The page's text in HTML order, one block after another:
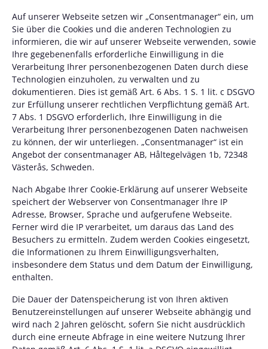
Auf unserer Webseite setzen wir „Consentmanager“ ein, um
Sie über die Cookies und die anderen Technologien zu
informieren, die wir auf unserer Webseite verwenden, sowie
Ihre gegebenenfalls erforderliche Einwilligung in die
Verarbeitung Ihrer personenbezogenen Daten durch diese
Technologien einzuholen, zu verwalten und zu
dokumentieren. Dies ist gemäß Art. 6 Abs. 1 S. 1 lit. c DSGVO
zur Erfüllung unserer rechtlichen Verpflichtung gemäß Art.
7 Abs. 1 DSGVO erforderlich, Ihre Einwilligung in die
Verarbeitung Ihrer personenbezogenen Daten nachweisen
zu können, der wir unterliegen. „Consentmanager“ ist ein
Angebot der consentmanager AB, Håltegelvägen 1b, 72348
Västerås, Schweden.
Nach Abgabe Ihrer Cookie-Erklärung auf unserer Webseite
speichert der Webserver von Consentmanager Ihre IP
Adresse, Browser, Sprache und aufgerufene Webseite.
Ferner wird die IP verarbeitet, um daraus das Land des
Besuchers zu ermitteln. Zudem werden Cookies eingesetzt,
die Informationen zu Ihrem Einwilligungsverhalten,
insbesondere dem Status und dem Datum der Einwilligung,
enthalten.
Die Dauer der Datenspeicherung ist von Ihren aktiven
Benutzereinstellungen auf unserer Webseite abhängig und
wird nach 2 Jahren gelöscht, sofern Sie nicht ausdrücklich
durch eine erneute Abfrage in eine weitere Nutzung Ihrer